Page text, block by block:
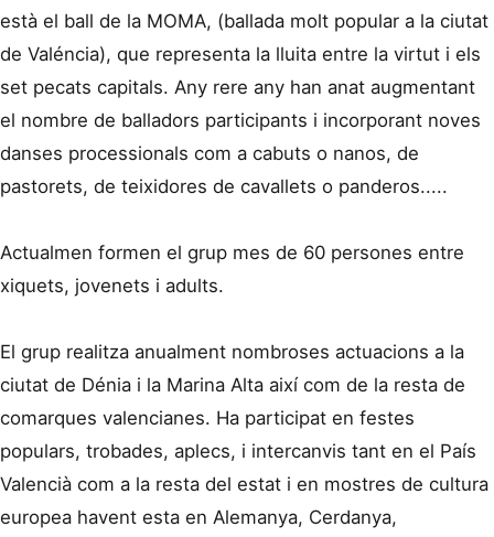
està el ball de la MOMA, (ballada molt popular a la ciutat
de Valéncia), que representa la lluita entre la virtut i els
set pecats capitals. Any rere any han anat augmentant
el nombre de balladors participants i incorporant noves
danses processionals com a cabuts o nanos, de
pastorets, de teixidores de cavallets o panderos.....
Actualmen formen el grup mes de 60 persones entre
xiquets, jovenets i adults.
El grup realitza anualment nombroses actuacions a la
ciutat de Dénia i la Marina Alta així com de la resta de
comarques valencianes. Ha participat en festes
populars, trobades, aplecs, i intercanvis tant en el País
Valencià com a la resta del estat i en mostres de cultura
europea havent esta en Alemanya, Cerdanya,